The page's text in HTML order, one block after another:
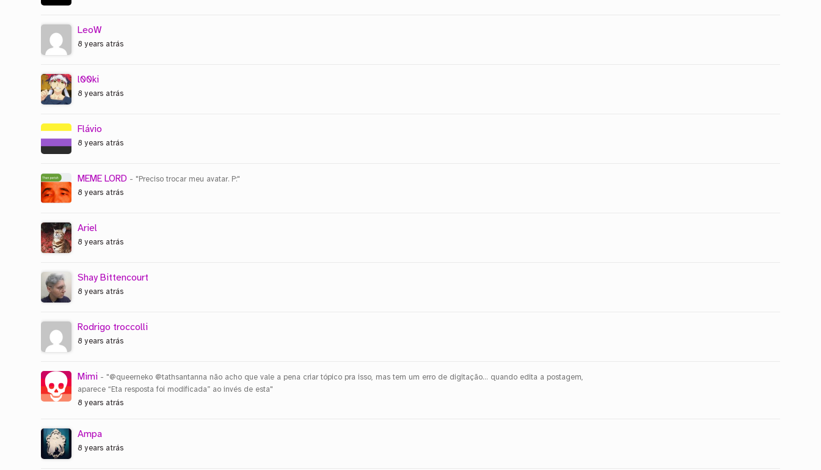
LeoW
8 years atrás
l00ki
8 years atrás
Flávio
8 years atrás
MEME LORD - "Preciso trocar meu avatar. P:"
8 years atrás
Ariel
8 years atrás
Shay Bittencourt
8 years atrás
Rodrigo troccolli
8 years atrás
Mimi - "@queerneko @tathsantanna não acho que vale a pena criar tópico pra isso, mas tem um erro de digitação… quando edita a postagem,
aparece “Eta resposta foi modificada” ao invés de esta"
8 years atrás
Ampa
8 years atrás